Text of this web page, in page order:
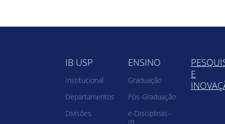
IB USP
Institucional
Departamentos
Divisões
ENSINO
Graduação
Pós-Graduação
e-Disciplinas-
E